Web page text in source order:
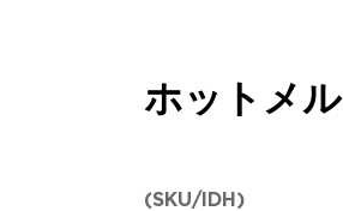
ホットメ
(SKU/IDH)